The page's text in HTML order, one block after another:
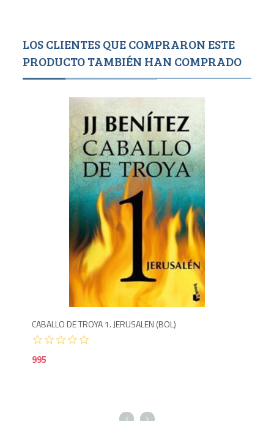
LOS CLIENTES QUE COMPRARON ESTE
PRODUCTO TAMBIÉN HAN COMPRADO
CABALLO DE TROYA 1. JERUSALEN (BOL)
995
Agotado